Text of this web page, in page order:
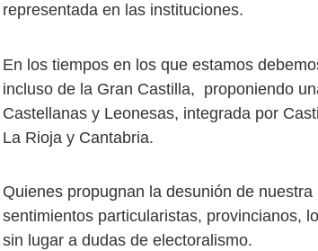
representada en las instituciones.
En los tiempos en los que estamos
incluso de la Gran Castilla, proponiendo
Castellanas y Leonesas, integrada por
La Rioja y Cantabria.
Quienes propugnan la desunión de
sentimientos particularistas, provincianos,
sin lugar a dudas de electoralismo.